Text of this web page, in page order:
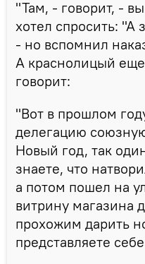
"Там, - говорит, -
хотел спросить: "А
- но вспомнил
А краснолицый
говорит:
"Вот в прошлом
делегацию
Новый год, так
знаете, что
а потом пошел на
витрину магазина
прохожим дарить
представляете